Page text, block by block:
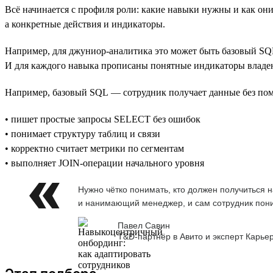
Всё начинается с профиля роли: какие навыки нужны и как
а конкретные действия и индикаторы.
Например, для джуниор-аналитика это может быть базовый
И для каждого навыка прописаны понятные индикаторы
Например, базовый SQL — сотрудник получает данные без
• пишет простые запросы SELECT без ошибок
• понимает структуру таблиц и связи
• корректно считает метрики по сегментам
• выполняет JOIN-операции начального уровня
Нужно чётко понимать, кто должен
и нанимающий менеджер, и сам сотрудник
Павел Савин
T&D-партнёр в Авито и эксперт